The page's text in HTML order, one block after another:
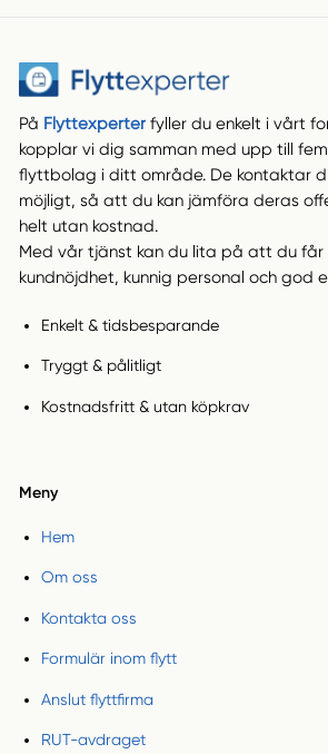
På Flyttexperterfyller du enkelt i vårt
kopplar vi dig samman med upp till
flyttbolag i ditt område. De kontaktar
möjligt, så att du kan jämföra deras
helt utan kostnad.
Med vår tjänst kan du lita på att du
kundnöjdhet, kunnig personal och god
Enkelt & tidsbesparande
Tryggt & pålitligt
Kostnadsfritt & utan köpkrav
Meny
Hem
Om oss
Kontakta oss
Formulär inom flytt
Anslut flyttfirma
RUT-avdraget